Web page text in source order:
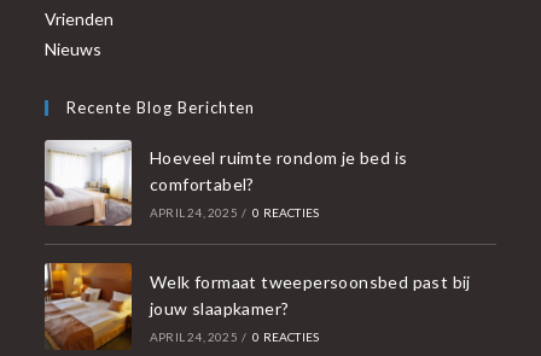
Vrienden
Nieuws
Recente Blog Berichten
Hoeveel ruimte rondom je bed is
comfortabel?
APRIL 24, 2025 / 0 REACTIES
Welk formaat tweepersoonsbed past bij
jouw slaapkamer?
APRIL 24, 2025 / 0 REACTIES